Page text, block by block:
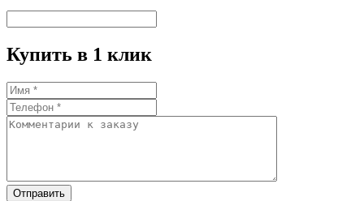
Купить в 1 клик
Отправить